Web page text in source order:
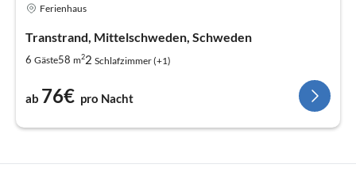
Ferienhaus
Transtrand, Mittelschweden, Schweden
6 Gäste58 m22 Schlafzimmer (+1)
ab 76€ pro Nacht